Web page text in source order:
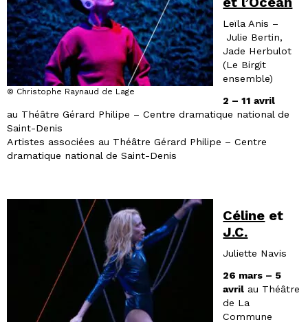
© Christophe Raynaud de Lage
Leïla Anis –
Julie Bertin,
Jade Herbulot
(Le Birgit
ensemble)
2 – 11 avril
au Théâtre Gérard Philipe – Centre dramatique national de
Saint-Denis
Artistes associées au Théâtre Gérard Philipe – Centre
dramatique national de Saint-Denis
Céline et
J.C.
Juliette Navis
26 mars – 5
avril au Théâtre
de La
Commune